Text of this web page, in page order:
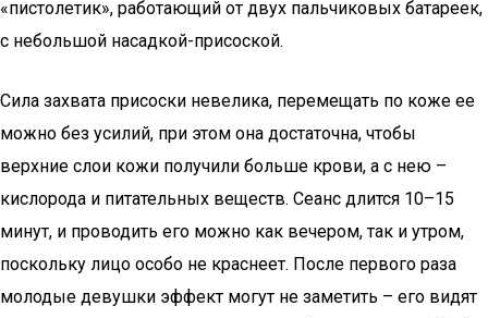
«пистолетик», работающий от двух пальчиковых батареек,
с небольшой насадкой-присоской.
Сила захвата присоски невелика, перемещать по коже ее
можно без усилий, при этом она достаточна, чтобы
верхние слои кожи получили больше крови, а с нею –
кислорода и питательных веществ. Сеанс длится 10–15
минут, и проводить его можно как вечером, так и утром,
поскольку лицо особо не краснеет. После первого раза
молодые девушки эффект могут не заметить – его видят